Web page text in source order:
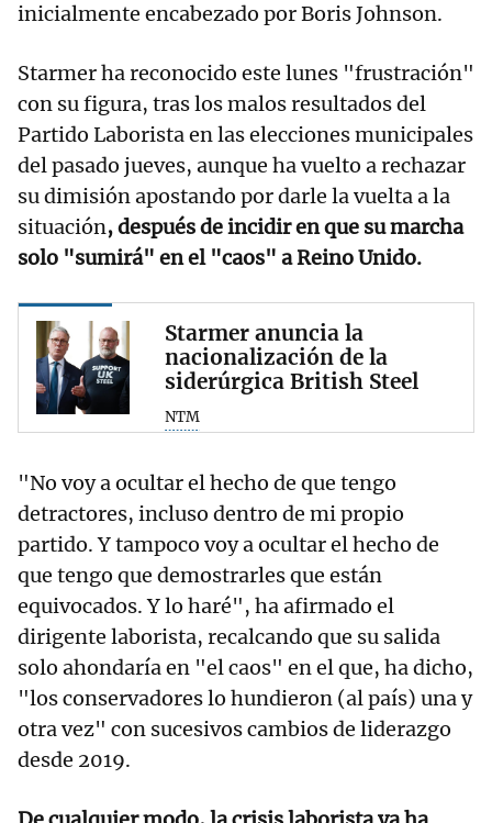
inicialmente encabezado por Boris Johnson.
Starmer ha reconocido este lunes "frustración"
con su figura, tras los malos resultados del
Partido Laborista en las elecciones municipales
del pasado jueves, aunque ha vuelto a rechazar
su dimisión apostando por darle la vuelta a la
situación, después de incidir en que su marcha
solo "sumirá" en el "caos" a Reino Unido.
Starmer anuncia la
nacionalización de la
siderúrgica British Steel
NTM
"No voy a ocultar el hecho de que tengo
detractores, incluso dentro de mi propio
partido. Y tampoco voy a ocultar el hecho de
que tengo que demostrarles que están
equivocados. Y lo haré", ha afirmado el
dirigente laborista, recalcando que su salida
solo ahondaría en "el caos" en el que, ha dicho,
"los conservadores lo hundieron (al país) una y
otra vez" con sucesivos cambios de liderazgo
desde 2019.